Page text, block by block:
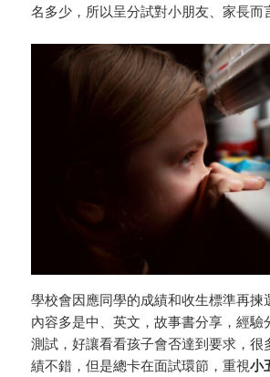
名多少，所以呈分試對小朋友、家長而
學校會因應同學的成績和收生標準再揀
內容多是中、英文，故事書分享，經驗
測試，好讓看看孩子會否達到要求，很
績不錯，但是總卡在面試環節，重視小